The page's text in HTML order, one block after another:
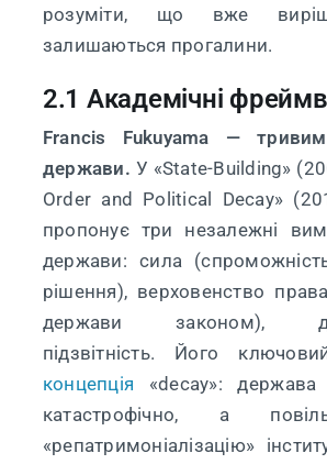
розуміти, що вже
залишаються прогалини.
2.1 Академічні
Francis Fukuyama —
держави. У «State-Building»
Order and Political Decay»
пропонує три незалежні
держави: сила
рішення), верховенство
держави законом),
підзвітність. Його
концепція «decay»: держава
катастрофічно, а
«репатримоніалізацію»